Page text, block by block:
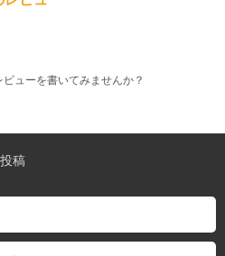
ューを書いてみませんか？
稿